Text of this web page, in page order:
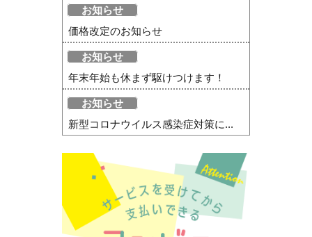
お知らせ
価格改定のお知らせ
お知らせ
年末年始も休まず駆けつけます！
お知らせ
新型コロナウイルス感染症対策に...